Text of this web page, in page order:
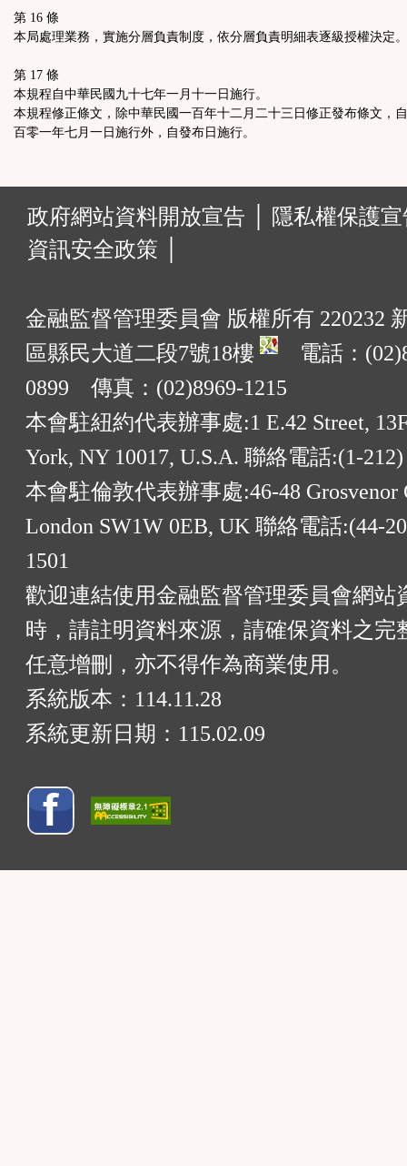
第 16 條
本局處理業務，實施分層負責制度，依分層負責明細表逐級授權決定。
第 17 條
本規程自中華民國九十七年一月十一日施行。
本規程修正條文，除中華民國一百年十二月二十三日修正發布條文，
百零一年七月一日施行外，自發布日施行。
政府網站資料開放宣告 │
隱私權保護
資訊安全政策 │
金融監督管理委員會 版權所有 220232
區縣民大道二段7號18樓
電話：
0899 傳真：(02)8969-1215
本會駐紐約代表辦事處:1 E.42 Street,
York, NY 10017, U.S.A. 聯絡電話:(1-212)
本會駐倫敦代表辦事處:46-48 Grosvenor
London SW1W 0EB, UK 聯絡電話:(44-
1501
歡迎連結使用金融監督管理委員會網站
時，請註明資料來源，請確保資料之完
任意增刪，亦不得作為商業使用。
系統版本： 114.11.28
系統更新日期： 115.02.09